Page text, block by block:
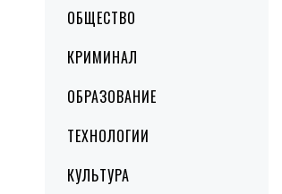
ОБЩЕСТВО
КРИМИНАЛ
ОБРАЗОВАНИЕ
ТЕХНОЛОГИИ
КУЛЬТУРА